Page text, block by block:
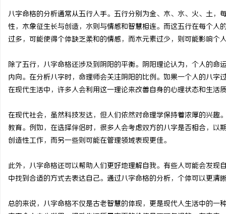
八字命格的分析通常从五行入手。五行分别为金、木、水、火、土
性，木象征生长与创造，水则与情感和智慧相连。而这五行在每个
过多，可能使得个体缺乏柔和的情感，而木元素过少，则可能影响个
除了五行，八字命格还涉及到阴阳的平衡。阴阳理论认为，个人的
内向。在分析八字时，命理师会关注阴阳的比例。如果一个人的八
在现代生活中，许多人会利用这一理论来改善自身的心理状态和生活
在现代社会，虽然科技发达，但人们依然对命理学保持着浓厚的兴
教育。例如，在选择伴侣时，很多人会考虑双方的八字是否相合，
创造性工作，而另一些则可能在管理领域表现更佳。
此外，八字命格还可以帮助人们更好地理解自我。有些人可能会发
中找到合适的方式去表达自己。通过八字命格的分析，个体可以更清
总的来说，八字命格不仅是古老智慧的体现，更是现代人生活中的